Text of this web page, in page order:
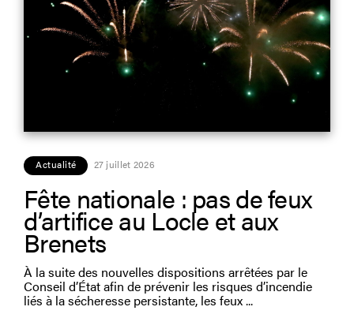
Actualité 27 juillet 2026
Fête nationale : pas de feux
d’artifice au Locle et aux
Brenets
À la suite des nouvelles dispositions arrêtées par le
Conseil d’État afin de prévenir les risques d’incendie
liés à la sécheresse persistante, les feux